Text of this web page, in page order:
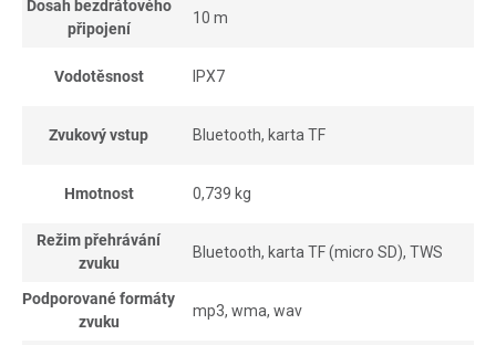
Dosah bezdrátového
připojení
10 m
Vodotěsnost IPX7
Zvukový vstup Bluetooth, karta TF
Hmotnost 0,739 kg
Režim přehrávání
zvuku
Bluetooth, karta TF (micro SD), TWS
Podporované formáty
zvuku
mp3, wma, wav